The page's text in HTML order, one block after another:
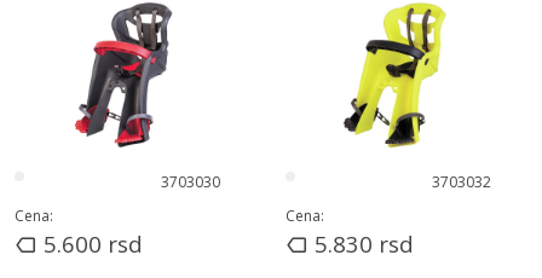
3703030
Cena:
5.600 rsd
3703032
Cena:
5.830 rsd